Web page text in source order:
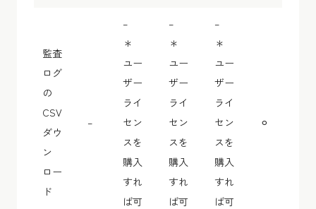
監査
ログ
の
CSV
ダウ
ン
ロー
ド
–
–
＊
ユー
ザー
ライ
セン
スを
購入
すれ
ば可
–
＊
ユー
ザー
ライ
セン
スを
購入
すれ
ば可
–
＊
ユー
ザー
ライ
セン
スを
購入
すれ
ば可
⚪︎